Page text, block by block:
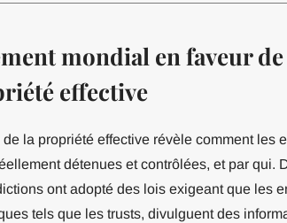
mondial en faveur
effective
la propriété effective révèle comment les
détenues et contrôlées, et par qui.
ont adopté des lois exigeant que les
tels que les trusts, divulguent des